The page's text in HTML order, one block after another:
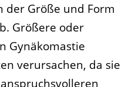
der Größe und Form
Größere oder
Gynäkomastie
verursachen, da sie